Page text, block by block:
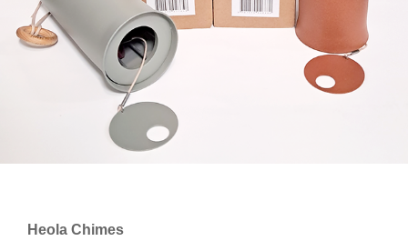
Heola Chimes